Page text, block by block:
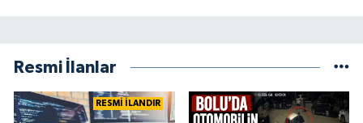
Resmi İlanlar
RESMİ İLANDIR